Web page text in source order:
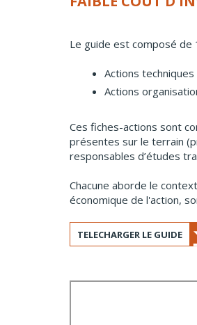
Le guide est composé
Actions
Actions
Ces fiches-actions sont
présentes sur le terrain
responsables d’études
Chacune aborde le
économique de l'action,
TELECHARGER LE GUIDE